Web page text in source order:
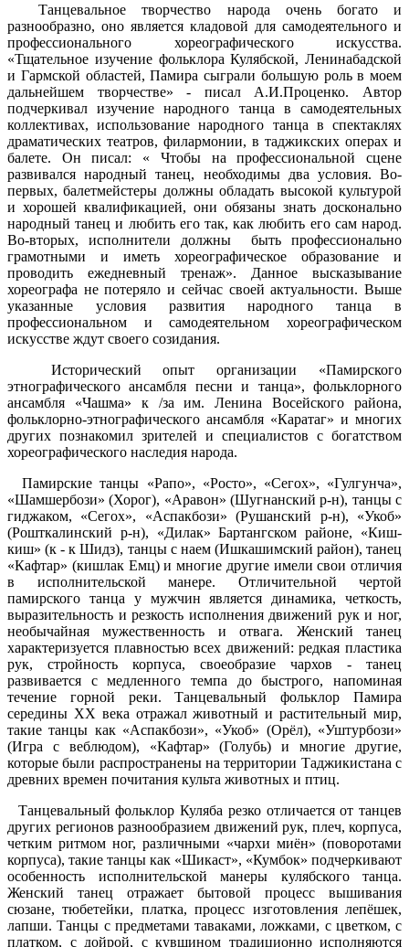
Танцевальное творчество народа очень богато и
разнообразно, оно является кладовой для самодеятельного и
профессионального хореографического искусства.
«Тщательное изучение фольклора Кулябской, Ленинабадской
и Гармской областей, Памира сыграли большую роль в моем
дальнейшем творчестве» - писал А.И.Проценко. Автор
подчеркивал изучение народного танца в самодеятельных
коллективах, использование народного танца в спектаклях
драматических театров, филармонии, в таджикских операх и
балете. Он писал: « Чтобы на профессиональной сцене
развивался народный танец, необходимы два условия. Во-
первых, балетмейстеры должны обладать высокой культурой
и хорошей квалификацией, они обязаны знать досконально
народный танец и любить его так, как любить его сам народ.
Во-вторых, исполнители должны быть профессионально
грамотными и иметь хореографическое образование и
проводить ежедневный тренаж». Данное высказывание
хореографа не потеряло и сейчас своей актуальности. Выше
указанные условия развития народного танца в
профессиональном и самодеятельном хореографическом
искусстве ждут своего созидания.
Исторический опыт организации «Памирского
этнографического ансамбля песни и танца», фольклорного
ансамбля «Чашма» к /за им. Ленина Восейского района,
фольклорно-этнографического ансамбля «Каратаг» и многих
других познакомил зрителей и специалистов с богатством
хореографического наследия народа.
Памирские танцы «Рапо», «Росто», «Сегох», «Гулгунча»,
«Шамшербози» (Хорог), «Аравон» (Шугнанский р-н), танцы с
гиджаком, «Сегох», «Аспакбози» (Рушанский р-н), «Укоб»
(Рошткалинский р-н), «Дилак» Бартангском районе, «Киш-
киш» (к - к Шидз), танцы с наем (Ишкашимский район), танец
«Кафтар» (кишлак Емц) и многие другие имели свои отличия
в исполнительской манере. Отличительной чертой
памирского танца у мужчин является динамика, четкость,
выразительность и резкость исполнения движений рук и ног,
необычайная мужественность и отвага. Женский танец
характеризуется плавностью всех движений: редкая пластика
рук, стройность корпуса, своеобразие чархов - танец
развивается с медленного темпа до быстрого, напоминая
течение горной реки. Танцевальный фольклор Памира
середины ХХ века отражал животный и растительный мир,
такие танцы как «Аспакбози», «Укоб» (Орёл), «Уштурбози»
(Игра с веблюдом), «Кафтар» (Голубь) и многие другие,
которые были распространены на территории Таджикистана с
древних времен почитания культа животных и птиц.
Танцевальный фольклор Куляба резко отличается от танцев
других регионов разнообразием движений рук, плеч, корпуса,
четким ритмом ног, различными «чархи миён» (поворотами
корпуса), такие танцы как «Шикаст», «Кумбок» подчеркивают
особенность исполнительской манеры кулябского танца.
Женский танец отражает бытовой процесс вышивания
сюзане, тюбетейки, платка, процесс изготовления лепёшек,
лапши. Танцы с предметами таваками, ложками, с цветком, с
платком, с дойрой, с кувшином традиционно исполняются